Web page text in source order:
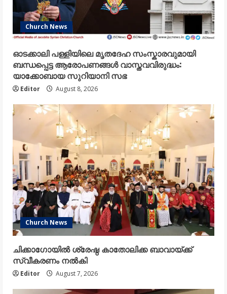
Church News
ഓടക്കാലി പള്ളിയിലെ മൃതദേഹ സംസ്കാരവുമായി
ബന്ധപ്പെട്ട ആരോപണങ്ങൾ വാസ്തവവിരുദ്ധം:
യാക്കോബായ സുറിയാനി സഭ
Editor August 8, 2026
Church News
ചിക്കാഗോയിൽ ശ്രേഷ്ഠ കാതോലിക്ക ബാവായ്ക്ക്
സ്വീകരണം നൽകി
Editor August 7, 2026